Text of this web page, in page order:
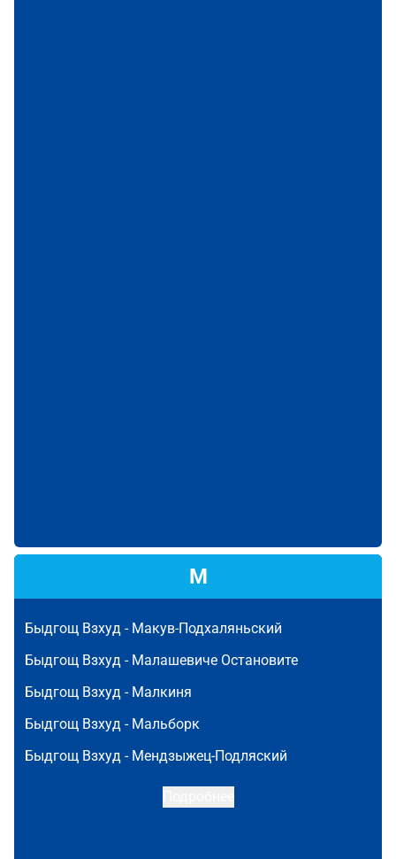
М
Быдгощ Взхуд - Макув-Подхаляньский
Быдгощ Взхуд - Малашевиче Остановите
Быдгощ Взхуд - Малкиня
Быдгощ Взхуд - Мальборк
Быдгощ Взхуд - Мендзыжец-Подляский